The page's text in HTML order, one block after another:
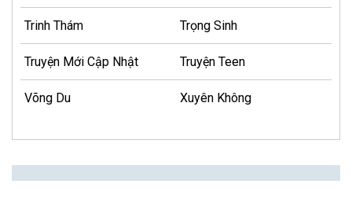
Trinh Thám Trọng Sinh
Truyện Mới Cập Nhật Truyện Teen
Võng Du Xuyên Không